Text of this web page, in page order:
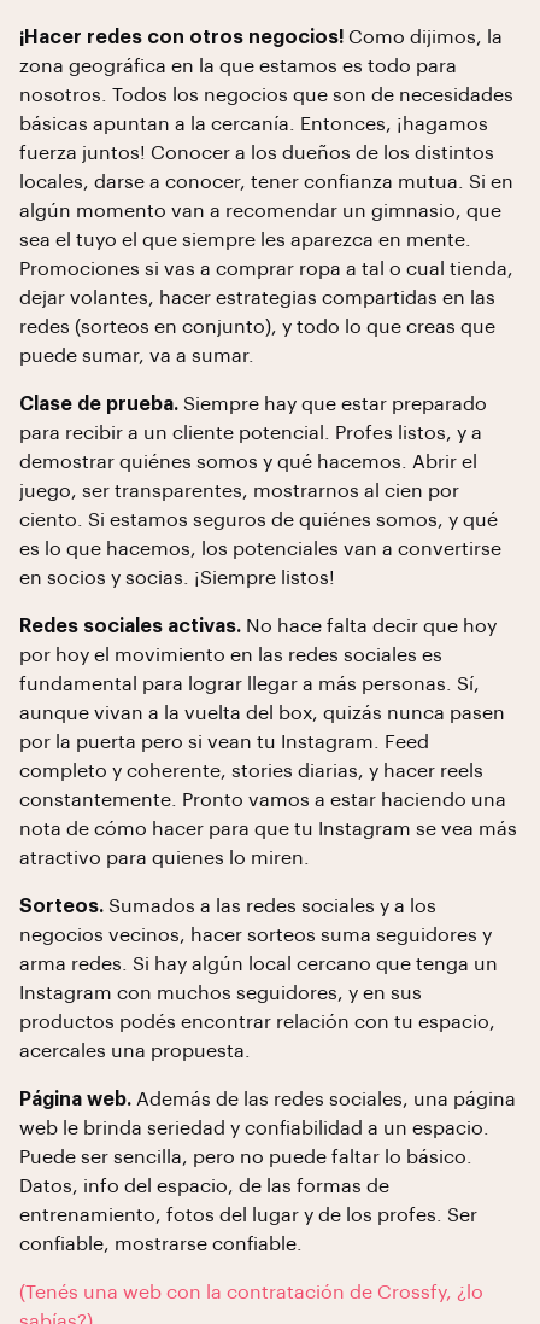
¡Hacer redes con otros negocios! Como dijimos, la
zona geográfica en la que estamos es todo para
nosotros. Todos los negocios que son de necesidades
básicas apuntan a la cercanía. Entonces, ¡hagamos
fuerza juntos! Conocer a los dueños de los distintos
locales, darse a conocer, tener confianza mutua. Si en
algún momento van a recomendar un gimnasio, que
sea el tuyo el que siempre les aparezca en mente.
Promociones si vas a comprar ropa a tal o cual tienda,
dejar volantes, hacer estrategias compartidas en las
redes (sorteos en conjunto), y todo lo que creas que
puede sumar, va a sumar.
Clase de prueba. Siempre hay que estar preparado
para recibir a un cliente potencial. Profes listos, y a
demostrar quiénes somos y qué hacemos. Abrir el
juego, ser transparentes, mostrarnos al cien por
ciento. Si estamos seguros de quiénes somos, y qué
es lo que hacemos, los potenciales van a convertirse
en socios y socias. ¡Siempre listos!
Redes sociales activas. No hace falta decir que hoy
por hoy el movimiento en las redes sociales es
fundamental para lograr llegar a más personas. Sí,
aunque vivan a la vuelta del box, quizás nunca pasen
por la puerta pero si vean tu Instagram. Feed
completo y coherente, stories diarias, y hacer reels
constantemente. Pronto vamos a estar haciendo una
nota de cómo hacer para que tu Instagram se vea más
atractivo para quienes lo miren.
Sorteos. Sumados a las redes sociales y a los
negocios vecinos, hacer sorteos suma seguidores y
arma redes. Si hay algún local cercano que tenga un
Instagram con muchos seguidores, y en sus
productos podés encontrar relación con tu espacio,
acercales una propuesta.
Página web. Además de las redes sociales, una página
web le brinda seriedad y confiabilidad a un espacio.
Puede ser sencilla, pero no puede faltar lo básico.
Datos, info del espacio, de las formas de
entrenamiento, fotos del lugar y de los profes. Ser
confiable, mostrarse confiable.
(Tenés una web con la contratación de Crossfy, ¿lo